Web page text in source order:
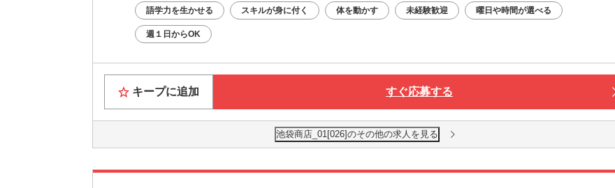
語学力を生かせる スキルが身に付く 体を動かす 未経験歓迎 曜日や時間が選べる
週１日からOK
キープに追加 すぐ応募する
池袋商店_01[026]のその他の求人を見る